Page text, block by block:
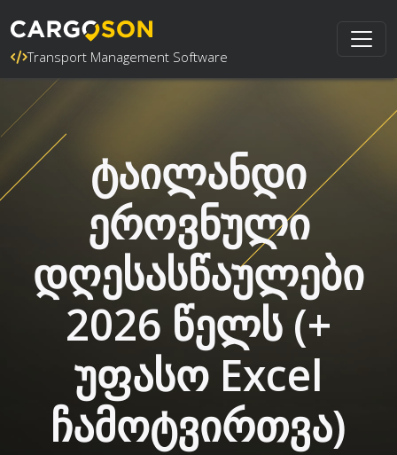
Transport Management Software
ტაილანდი
ეროვნული
დღესასწაულები
2026 წელს (+
უფასო Excel
ჩამოტვირთვა)